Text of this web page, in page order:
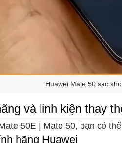
Huawei Mate 50 sạc
và linh kiện thay
50E | Mate 50, bạn có
hãng Huawei